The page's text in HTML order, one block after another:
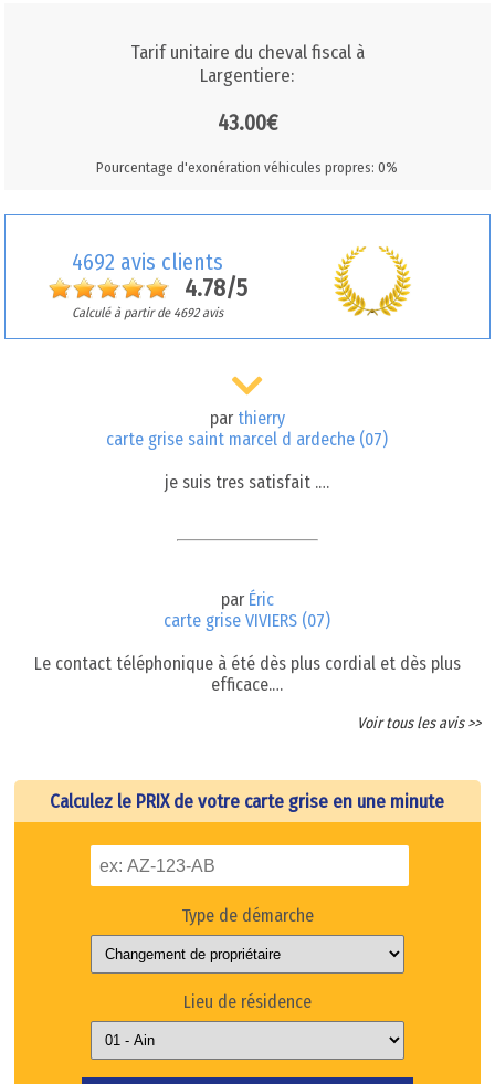
Tarif unitaire du cheval fiscal à
Largentiere:
43.00€
Pourcentage d'exonération véhicules propres: 0%
4692 avis clients
4.78/5
Calculé à partir de 4692 avis
par thierry
carte grise saint marcel d ardeche (07)
je suis tres satisfait .…
par Éric
carte grise VIVIERS (07)
Le contact téléphonique à été dès plus cordial et dès plus
efficace.…
Voir tous les avis >>
Calculez le PRIX de votre carte grise en une minute
Type de démarche
Lieu de résidence